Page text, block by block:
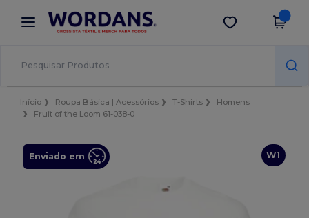
× App Wordans
Melhores preços na app!
Obter app
Início Roupa Básica | Acessórios T-Shirts
Homens
Fruit of the Loom 61-038-0
W1
Enviado em